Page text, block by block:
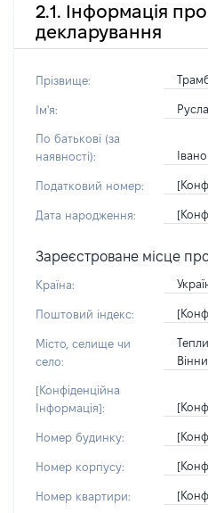
2.1. Інформація
декларування
Прізвище:
Ім'я:
По батькові (за
наявності):
Податковий номер:
Дата народження:
Зареєстроване місце
Країна:
Поштовий індекс:
Місто, селище чи
село:
[Конфіденційна
Інформація]:
Номер будинку:
Номер корпусу:
Номер квартири: